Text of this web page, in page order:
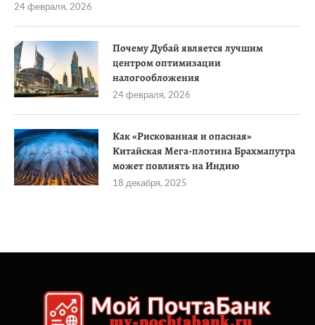
24 февраля, 2026
Почему Дубай является лучшим
центром оптимизации
налогообложения
24 февраля, 2026
Как «Рискованная и опасная»
Китайская Мега-плотина Брахмапутра
может повлиять на Индию
18 декабря, 2025